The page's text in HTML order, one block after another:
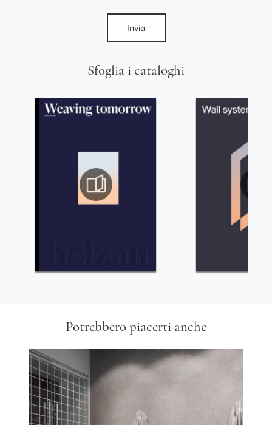
Sfoglia i cataloghi
Invia
Potrebbero piacerti anche